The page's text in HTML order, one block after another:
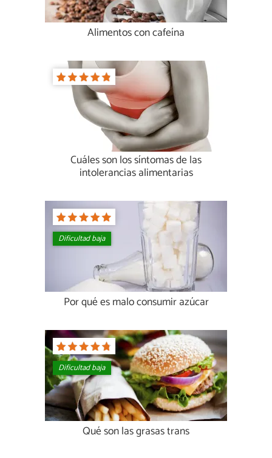
Alimentos con cafeína
Cuáles son los síntomas de las
intolerancias alimentarias
Dificultad baja
Por qué es malo consumir azúcar
Dificultad baja
Qué son las grasas trans